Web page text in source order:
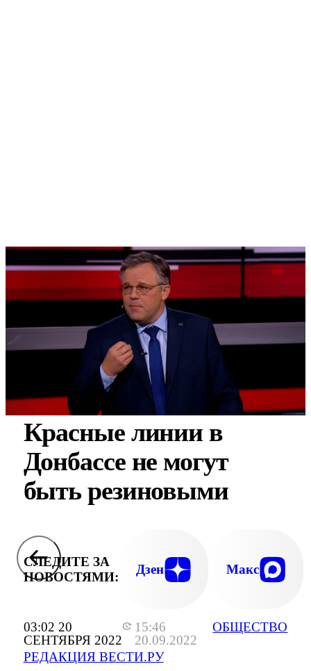
03:02 20
СЕНТЯБРЯ 2022
15:46
20.09.2022
РЕДАКЦИЯ ВЕСТИ.РУ
ОБЩЕСТВО
Красные линии в
Донбассе не могут
быть резиновыми
СЛЕДИТЕ ЗА
НОВОСТЯМИ:
Дзен Макс